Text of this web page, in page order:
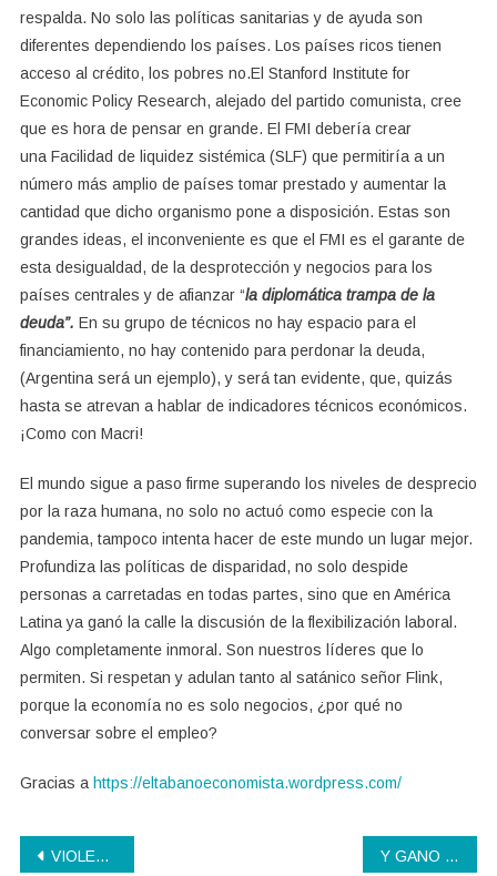
respalda. No solo las políticas sanitarias y de ayuda son
diferentes dependiendo los países. Los países ricos tienen
acceso al crédito, los pobres no.El Stanford Institute for
Economic Policy Research, alejado del partido comunista, cree
que es hora de pensar en grande. El FMI debería crear
una Facilidad de liquidez sistémica (SLF) que permitiría a un
número más amplio de países tomar prestado y aumentar la
cantidad que dicho organismo pone a disposición. Estas son
grandes ideas, el inconveniente es que el FMI es el garante de
esta desigualdad, de la desprotección y negocios para los
países centrales y de afianzar “la diplomática trampa de la
deuda”. En su grupo de técnicos no hay espacio para el
financiamiento, no hay contenido para perdonar la deuda,
(Argentina será un ejemplo), y será tan evidente, que, quizás
hasta se atrevan a hablar de indicadores técnicos económicos.
¡Como con Macri!
El mundo sigue a paso firme superando los niveles de desprecio
por la raza humana, no solo no actuó como especie con la
pandemia, tampoco intenta hacer de este mundo un lugar mejor.
Profundiza las políticas de disparidad, no solo despide
personas a carretadas en todas partes, sino que en América
Latina ya ganó la calle la discusión de la flexibilización laboral.
Algo completamente inmoral. Son nuestros líderes que lo
permiten. Si respetan y adulan tanto al satánico señor Flink,
porque la economía no es solo negocios, ¿por qué no
conversar sobre el empleo?
Gracias a https://eltabanoeconomista.wordpress.com/
Navegación
VIOLENCIA MACHISTA Y GANO SACACHISPAS